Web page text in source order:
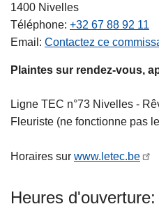
1400 Nivelles
Téléphone +32 67 88 92 11
Email
Contactez ce
Plaintes sur rendez-vous,
Ligne TEC n°73 Nivelles -
Fleuriste (ne fonctionne pas
Horaires sur www.letec.be
Heures d'ouverture